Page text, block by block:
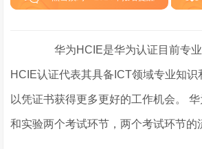
华为HCIE是华为认证目前专业
HCIE认证代表其具备ICT领域专业知
以凭证书获得更多更好的工作机会。
和实验两个考试环节，两个考试环节的